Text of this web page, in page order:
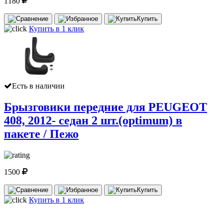
Купить
Купить в 1 клик
Есть в наличии
Брызговики передние для PEUGEOT
408, 2012- седан 2 шт.(optimum) в
пакете / Пежо
1500
Купить
Купить в 1 клик